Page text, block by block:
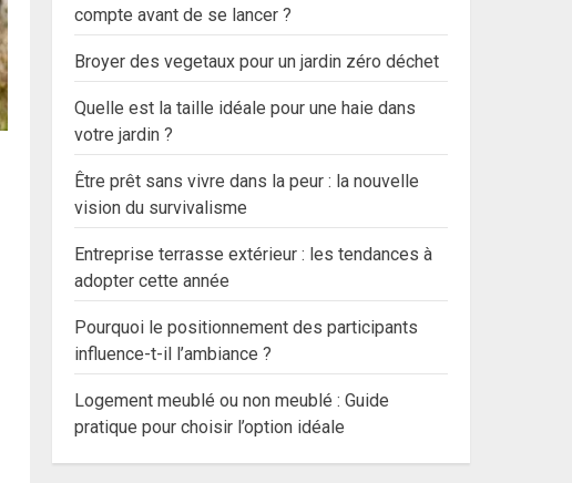
compte avant de se lancer ?
Broyer des vegetaux pour un jardin zéro déchet
Quelle est la taille idéale pour une haie dans
votre jardin ?
Être prêt sans vivre dans la peur : la nouvelle
vision du survivalisme
Entreprise terrasse extérieur : les tendances à
adopter cette année
Pourquoi le positionnement des participants
influence-t-il l’ambiance ?
Logement meublé ou non meublé : Guide
pratique pour choisir l’option idéale